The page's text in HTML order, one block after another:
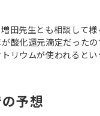
田先生とも相談して様
酸化還元滴定だった
リウムが使われると
予想